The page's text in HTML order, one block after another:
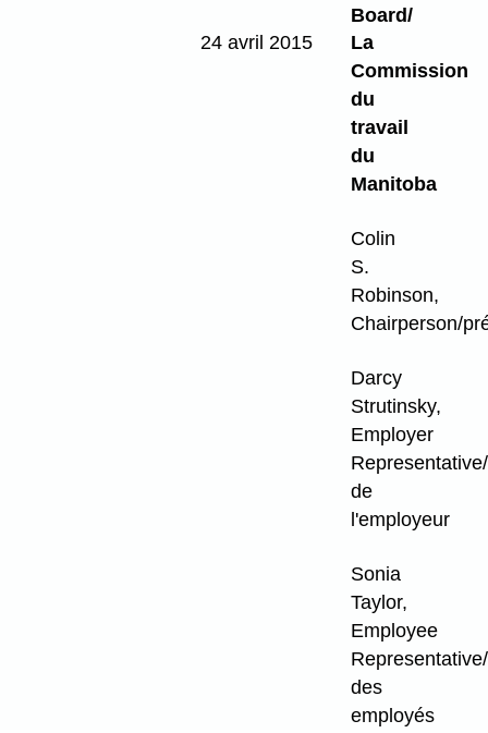
Board/
24 avril 2015
La
Commission
du
travail
du
Manitoba
Colin
S.
Robinson,
Chairperson/
Darcy
Strutinsky,
Employer
de
l'employeur
Sonia
Taylor,
Employee
des
employés